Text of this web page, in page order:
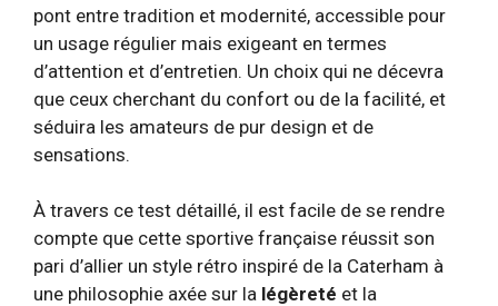
pont entre tradition et modernité, accessible pour
un usage régulier mais exigeant en termes
d’attention et d’entretien. Un choix qui ne décevra
que ceux cherchant du confort ou de la facilité, et
séduira les amateurs de pur design et de
sensations.
À travers ce test détaillé, il est facile de se rendre
compte que cette sportive française réussit son
pari d’allier un style rétro inspiré de la Caterham à
une philosophie axée sur la légèreté et la